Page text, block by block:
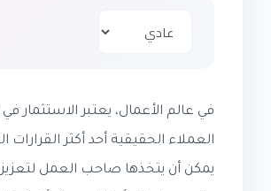
في عالم الأعمال، يعتبر الاستثمار
العملاء الحقيقية أحد أكثر القرارات
يمكن أن يتخذها صاحب العمل لتعزيز